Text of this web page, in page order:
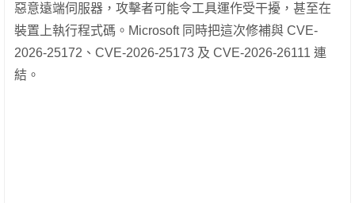
惡意遠端伺服器，攻擊者可能令工具運作受干擾，甚至在
裝置上執行程式碼。Microsoft 同時把這次修補與 CVE-
2026-25172、CVE-2026-25173 及 CVE-2026-26111 連
結。